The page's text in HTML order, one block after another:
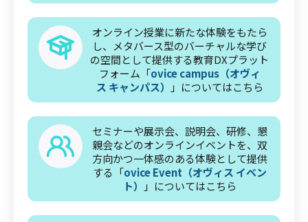
オンライン授業に新たな体験をもたら
し、メタバース型のバーチャルな学び
の空間として提供する教育DXプラット
フォーム「ovice campus（オヴィ
ス キャンパス）
」についてはこちら
セミナーや展示会、説明会、研修、懇
親会などのオンラインイベントを、双
方向かつ一体感のある体験として提供
する「ovice Event（オヴィス イベン
ト）
」についてはこちら